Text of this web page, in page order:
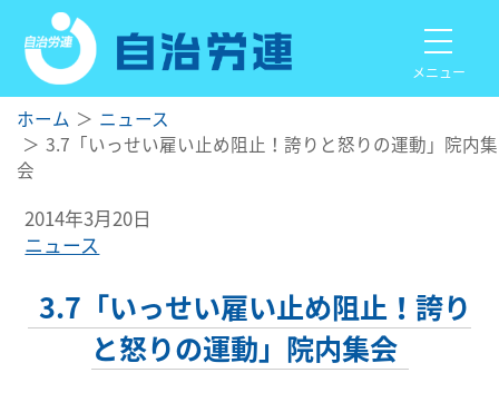
メニュー
ホーム
ニュース
3.7「いっせい雇い止め阻止！誇りと怒りの運動」院内集
会
2014年3月20日
ニュース
3.7「いっせい雇い止め阻止！誇り
と怒りの運動」院内集会